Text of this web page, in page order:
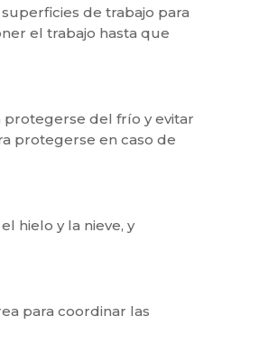
de trabajo para
el trabajo hasta que
protegerse del frío y evitar
protegerse en caso de
hielo y la nieve, y
para coordinar las